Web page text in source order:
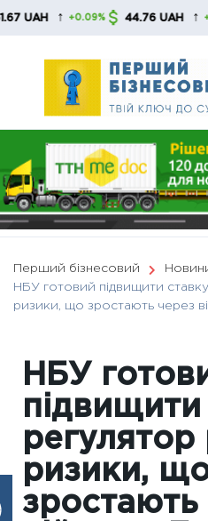
Skip
↑ +0.09% 44.76 UAH ↑ +0.16%
Перший бізнесовий
НБУ готовий підвищити
ризики, що зростають через
НБУ
підвищити
регулятор
ризики,
зростають